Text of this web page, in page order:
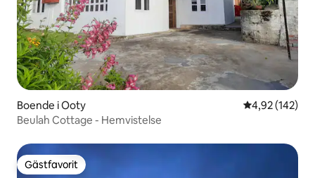
Boende i Ooty 4,92 av 5 i
4,92 (142)
Beulah Cottage - Hemvistelse
Gästfavorit
Gästfavorit